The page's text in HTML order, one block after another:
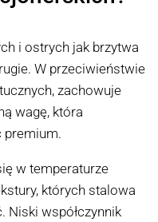
i ostrych jak brzytwa
W przeciwieństwie
zachowuje
wagę, która
premium.
w temperaturze
których stalowa
Niski współczynnik